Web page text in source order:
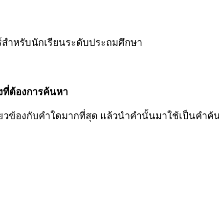
ำหรับนักเรียนระดับประถมศึกษา
ที่ต้องการค้นหา
ข้องกับคำใดมากที่สุด แล้วนำคำนั้นมาใช้เป็นคำค้